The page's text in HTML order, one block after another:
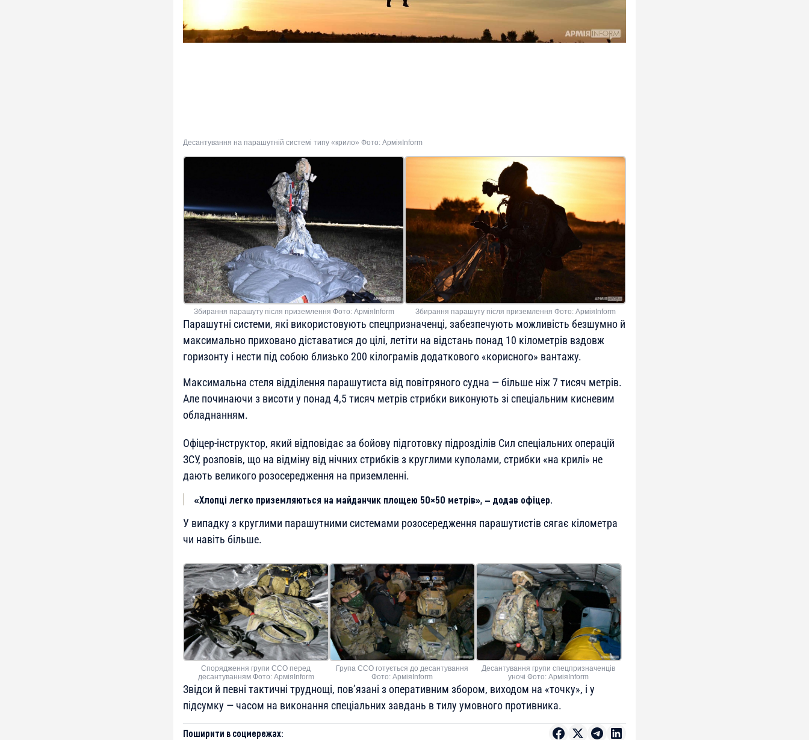
Десантування на парашутній системі типу «крило» Фото: АрміяInform
Збирання парашуту після приземлення Фото: АрміяInform Збирання парашуту після приземлення Фото: АрміяInform
Парашутні системи, які використовують спецпризначенці, забезпечують можливість безшумно й
максимально приховано діставатися до цілі, летіти на відстань понад 10 кілометрів вздовж
горизонту і нести під собою близько 200 кілограмів додаткового «корисного» вантажу.
Максимальна стеля відділення парашутиста від повітряного судна — більше ніж 7 тисяч метрів.
Але починаючи з висоти у понад 4,5 тисяч метрів стрибки виконують зі спеціальним кисневим
обладнанням.
Офіцер-інструктор, який відповідає за бойову підготовку підрозділів Сил спеціальних операцій
ЗСУ, розповів, що на відміну від нічних стрибків з круглими куполами, стрибки «на крилі» не
дають великого розосередження на приземленні.
«Хлопці легко приземляються на майданчик площею 50×50 метрів», — додав офіцер.
У випадку з круглими парашутними системами розосередження парашутистів сягає кілометра
чи навіть більше.
Спорядження групи ССО перед
десантуванням Фото: АрміяInform
Група ССО готується до десантування
Фото: АрміяInform
Десантування групи спецпризначенців
уночі Фото: АрміяInform
Звідси й певні тактичні труднощі, пов’язані з оперативним збором, виходом на «точку», і у
підсумку — часом на виконання спеціальних завдань в тилу умовного противника.
Поширити в соцмережах: